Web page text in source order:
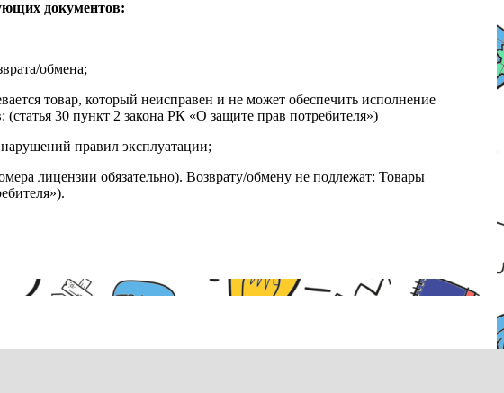
документов:
обмена;
товар, который неисправен и не может обеспечить исполнение
30 пункт 2 закона РК «О защите прав потребителя»)
правил эксплуатации;
лицензии обязательно). Возврату/обмену не подлежат: Товары